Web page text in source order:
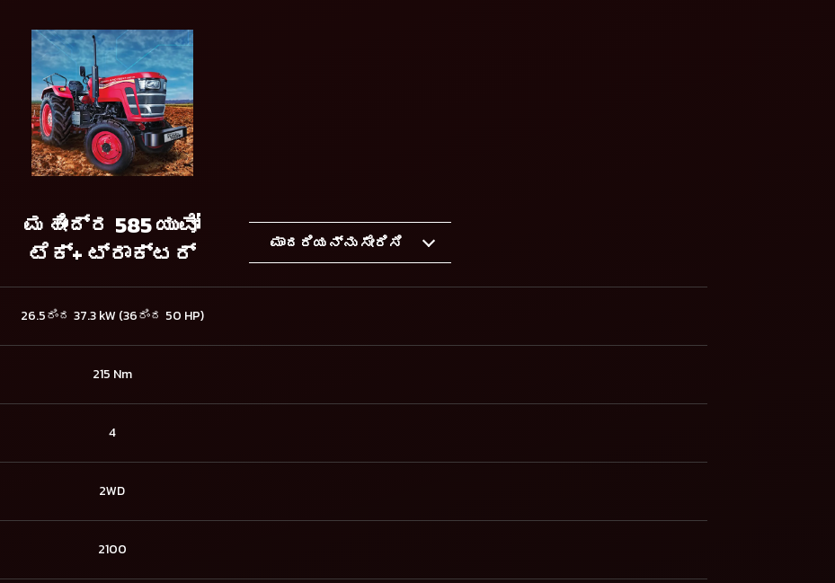
ಮಹೀಂದ್ರ 585 ಯುವೋ
ಟೆಕ್+ ಟ್ರಾಕ್ಟರ್
ಮಾದರಿಯನ್ನು ಸೇರಿಸಿ
26.5ರಿಂದ 37.3 kW (36ರಿಂದ 50 HP)
215 Nm
4
2WD
2100